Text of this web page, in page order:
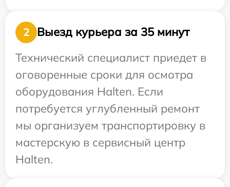
2
Выезд курьера за 35 минут
Технический специалист приедет в
оговоренные сроки для осмотра
оборудования Halten. Если
потребуется углубленный ремонт
мы организуем транспортировку в
мастерскую в сервисный центр
Halten.